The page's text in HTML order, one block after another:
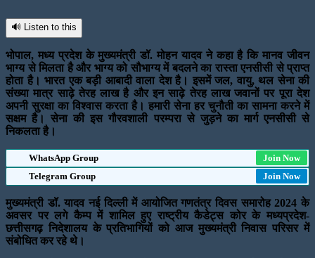
🔊 Listen to this
भोपाल, मध्य प्रदेश के मुख्यमंत्री डॉ. मोहन यादव ने कहा है कि मानव जीवन
भाग्य से मिलता है और भाग्य को सौभाग्य में बदलने का रास्ता एनसीसी से प्राप्त
होता है। भारत एक बड़ी आबादी वाला देश है। इसमें जल, वायु, थल सेना की
संख्या मात्र साढ़े तेरह लाख है और इन साढ़े तेरह लाख जवानों पर पूरा देश
अपनी सुरक्षा का विश्वास करता है। हमारी सेना हर चुनौती का सामना करने में
सक्षम है। सेना की इस गौरवशाली परम्परा से जुड़ने का मार्ग एनसीसी से
निकलता है।
WhatsApp Group
Join Now
Telegram Group
Join Now
मुख्यमंत्री डॉ. यादव नई दिल्ली में आयोजित गणतंत्र दिवस समारोह 2024 के
अवसर पर लगे कैम्प में शामिल हुए राष्ट्रीय कैडेट्स कोर के मध्यप्रदेश-
छत्तीसगढ़ निदेशालय के प्रतिभागियों को आज मुख्यमंत्री निवास परिसर में
संबोधित कर रहे थे।